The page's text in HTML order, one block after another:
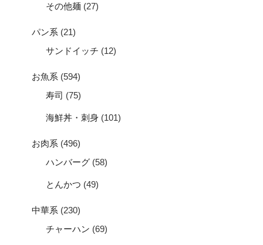
その他麺 (27)
パン系 (21)
サンドイッチ (12)
お魚系 (594)
寿司 (75)
海鮮丼・刺身 (101)
お肉系 (496)
ハンバーグ (58)
とんかつ (49)
中華系 (230)
チャーハン (69)